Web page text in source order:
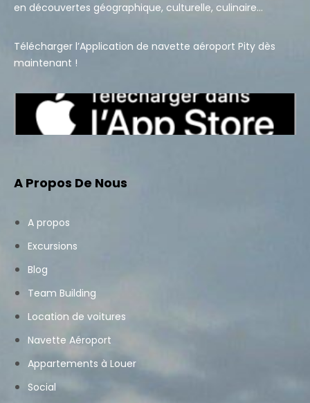
en découvertes géographique, culturelle, culinaire…
Télécharger l’Application de navette aéroport Pity dès
maintenant !
A Propos De Nous
A propos
Excursions
Blog
Team Building
Location de voitures
Navette Aéroport
Appartements à Louer
Social